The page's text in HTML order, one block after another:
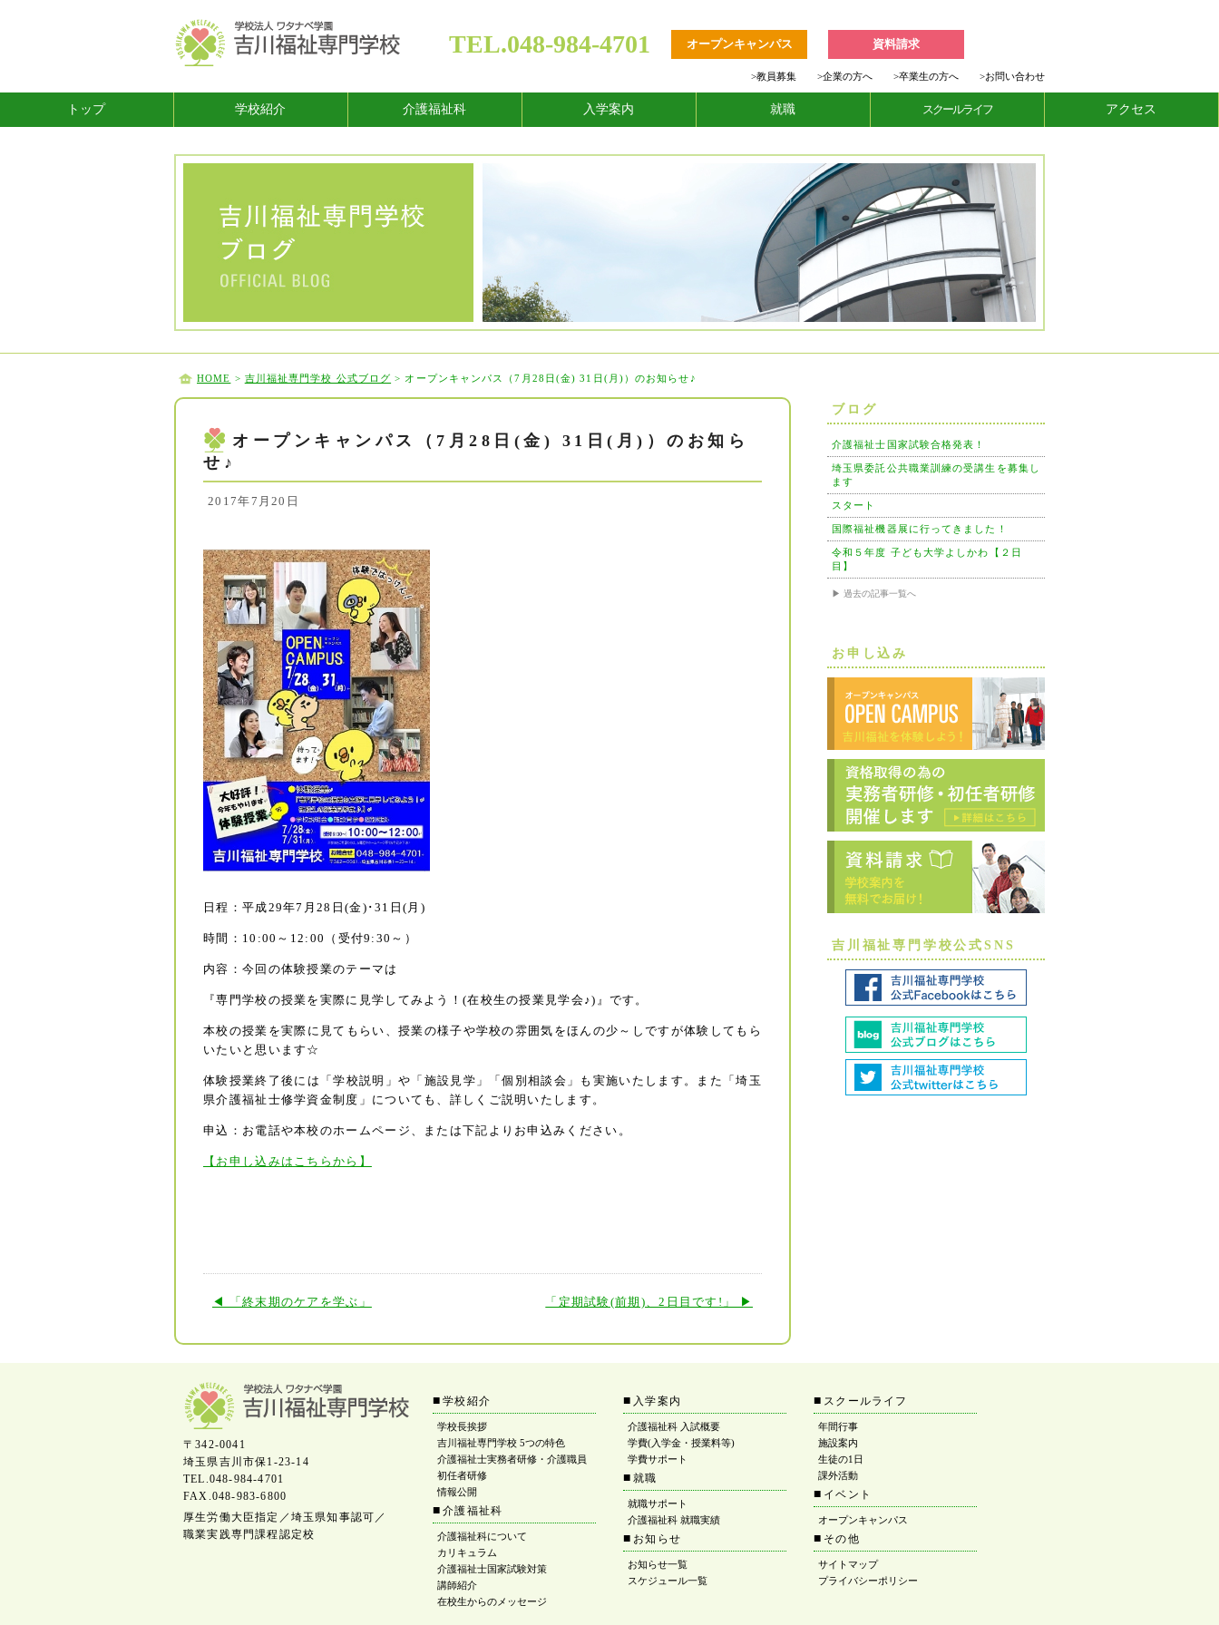
TEL.048-984-4701 オープンキャンパス 資料請求
>教員募集 >企業の方へ >卒業生の方へ >お問い合わせ
トップ 学校紹介 介護福祉科 入学案内 就職 スクールライフ アクセス
HOME > 吉川福祉専門学校 公式ブログ > オープンキャンパス（7月28日(金) 31日(月)）のお知らせ♪
オープンキャンパス（7月28日(金) 31日(月)）のお知ら
せ♪
2017年7月20日
日程：平成29年7月28日(金)･31日(月)
時間：10:00～12:00（受付9:30～）
内容：今回の体験授業のテーマは
『専門学校の授業を実際に見学してみよう！(在校生の授業見学会♪)』です。
本校の授業を実際に見てもらい、授業の様子や学校の雰囲気をほんの少～しですが体験してもら
いたいと思います☆
体験授業終了後には「学校説明」や「施設見学」「個別相談会」も実施いたします。また「埼玉
県介護福祉士修学資金制度」についても、詳しくご説明いたします。
申込：お電話や本校のホームページ、または下記よりお申込みください。
【お申し込みはこちらから】
◀ 「終末期のケアを学ぶ」 「定期試験(前期)、2日目です!」 ▶
ブログ
介護福祉士国家試験合格発表！
埼玉県委託公共職業訓練の受講生を募集し
ます
スタート
国際福祉機器展に行ってきました！
令和５年度 子ども大学よしかわ【２日
目】
▶ 過去の記事一覧へ
お申し込み
吉川福祉専門学校公式SNS
〒342-0041
埼玉県吉川市保1-23-14
TEL.048-984-4701
FAX.048-983-6800
厚生労働大臣指定／埼玉県知事認可／
職業実践専門課程認定校
■ 学校紹介
学校長挨拶
吉川福祉専門学校 5つの特色
介護福祉士実務者研修・介護職員
初任者研修
情報公開
■ 介護福祉科
介護福祉科について
カリキュラム
介護福祉士国家試験対策
講師紹介
在校生からのメッセージ
■ 入学案内
介護福祉科 入試概要
学費(入学金・授業料等)
学費サポート
■ 就職
就職サポート
介護福祉科 就職実績
■ お知らせ
お知らせ一覧
スケジュール一覧
■ スクールライフ
年間行事
施設案内
生徒の1日
課外活動
■ イベント
オープンキャンパス
■ その他
サイトマップ
プライバシーポリシー